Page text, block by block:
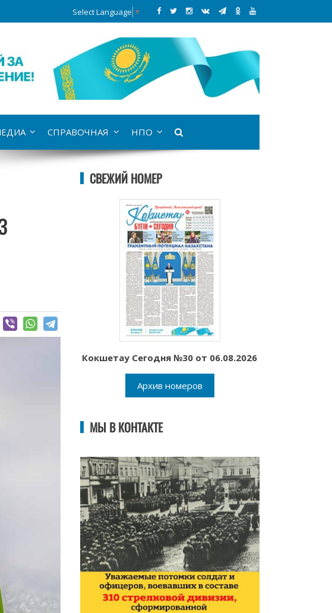
Select Language ▼
СПРАВОЧНАЯ НПО
СВЕЖИЙ НОМЕР
Кокшетау Сегодня №30 от 06.08.2026
Архив номеров
МЫ В КОНТАКТЕ